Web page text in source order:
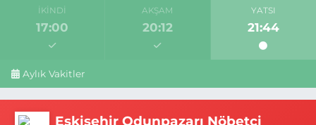
İKINDI
17:00
AKŞAM
20:12
YATSI
21:44
Aylık Vakitler
Eskişehir Odunpazarı Nöbetçi